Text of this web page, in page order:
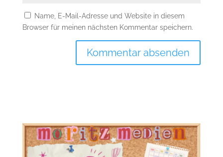
Name, E-Mail-Adresse und Website in diesem
Browser für meinen nächsten Kommentar speichern.